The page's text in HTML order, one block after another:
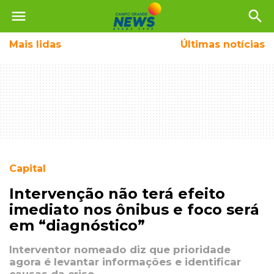
menu search
Mais lidas Últimas notícias
Capital
Intervenção não terá efeito
imediato nos ônibus e foco será
em “diagnóstico”
Interventor nomeado diz que prioridade
agora é levantar informações e identificar